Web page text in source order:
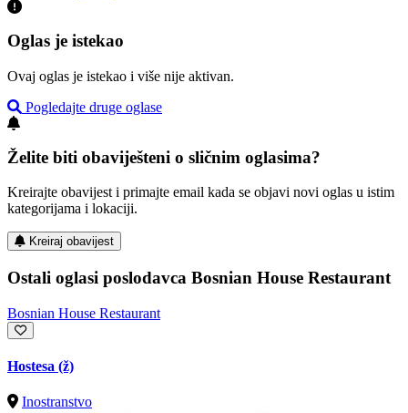
Oglas je istekao
Ovaj oglas je istekao i više nije aktivan.
Pogledajte druge oglase
Želite biti obaviješteni o sličnim oglasima?
Kreirajte obavijest i primajte email kada se objavi novi oglas u istim
kategorijama i lokaciji.
Kreiraj obavijest
Ostali oglasi poslodavca Bosnian House Restaurant
Bosnian House Restaurant
Hostesa (ž)
Inostranstvo